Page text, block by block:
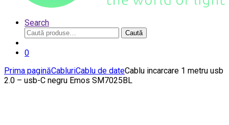
Search
Caută
după:
Caută
0
Prima paginăCabluriCablu de dateCablu incarcare 1 metru usb
2.0 – usb-C negru Emos SM7025BL